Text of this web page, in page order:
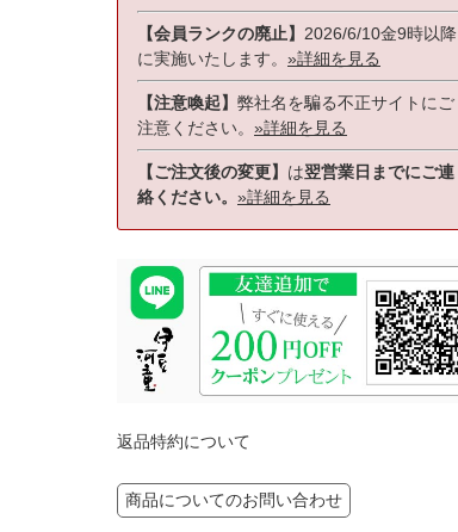
【会員ランクの廃止】 2026/6/10金9時以降
に実施いたします。 »詳細を見る
【注意喚起】 弊社名を騙る不正サイトにご
注意ください。 »詳細を見る
【ご注文後の変更】 は翌営業日までにご連
絡ください。 »詳細を見る
返品特約について
商品についてのお問い合わせ